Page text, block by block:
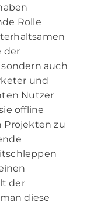
Rolle
der
auch
und
Nutzer
offline
Projekten zu
der
diese